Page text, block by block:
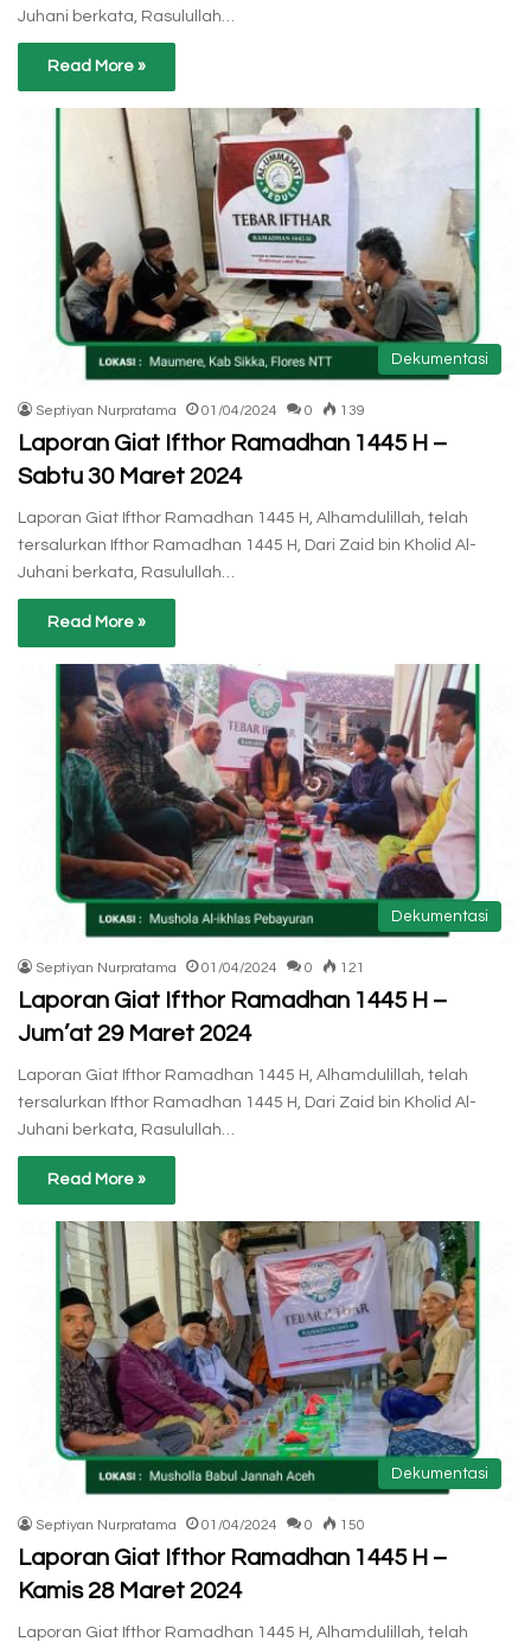
Juhani berkata, Rasulullah…
Read More »
Dekumentasi
Septiyan Nurpratama 01/04/2024 0 139
Laporan Giat Ifthor Ramadhan 1445 H –
Sabtu 30 Maret 2024
Laporan Giat Ifthor Ramadhan 1445 H, Alhamdulillah, telah
tersalurkan Ifthor Ramadhan 1445 H, Dari Zaid bin Kholid Al-
Juhani berkata, Rasulullah…
Read More »
Dekumentasi
Septiyan Nurpratama 01/04/2024 0 121
Laporan Giat Ifthor Ramadhan 1445 H –
Jum’at 29 Maret 2024
Laporan Giat Ifthor Ramadhan 1445 H, Alhamdulillah, telah
tersalurkan Ifthor Ramadhan 1445 H, Dari Zaid bin Kholid Al-
Juhani berkata, Rasulullah…
Read More »
Dekumentasi
Septiyan Nurpratama 01/04/2024 0 150
Laporan Giat Ifthor Ramadhan 1445 H –
Kamis 28 Maret 2024
Laporan Giat Ifthor Ramadhan 1445 H, Alhamdulillah, telah